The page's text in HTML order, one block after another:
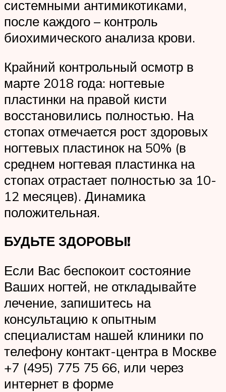
системными антимикотиками,
после каждого – контроль
биохимического анализа крови.
Крайний контрольный осмотр в
марте 2018 года: ногтевые
пластинки на правой кисти
восстановились полностью. На
стопах отмечается рост здоровых
ногтевых пластинок на 50% (в
среднем ногтевая пластинка на
стопах отрастает полностью за 10-
12 месяцев). Динамика
положительная.
БУДЬТЕ ЗДОРОВЫ!
Если Вас беспокоит состояние
Ваших ногтей, не откладывайте
лечение, запишитесь на
консультацию к опытным
специалистам нашей клиники по
телефону контакт-центра в Москве
+7 (495) 775 75 66, или через
интернет в форме